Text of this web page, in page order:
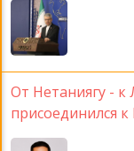
От Нетаниягу -
присоединился